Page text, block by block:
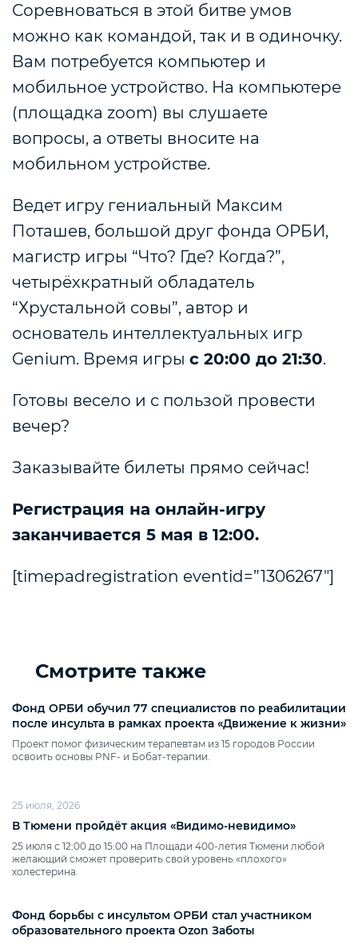
Соревноваться в этой битве умов
можно как командой, так и в одиночку.
Вам потребуется компьютер и
мобильное устройство. На компьютере
(площадка zoom) вы слушаете
вопросы, а ответы вносите на
мобильном устройстве.
Ведет игру гениальный Максим
Поташев, большой друг фонда ОРБИ,
магистр игры “Что? Где? Когда?”,
четырёхкратный обладатель
“Хрустальной совы”, автор и
основатель интеллектуальных игр
Genium. Время игры с 20:00 до 21:30.
Готовы весело и с пользой провести
вечер?
Заказывайте билеты прямо сейчас!
Регистрация на онлайн-игру
заканчивается 5 мая в 12:00.
[timepadregistration eventid=”1306267″]
Смотрите также
Фонд ОРБИ обучил 77 специалистов по реабилитации
после инсульта в рамках проекта «Движение к жизни»
Проект помог физическим терапевтам из 15 городов России
освоить основы PNF‑ и Бобат‑терапии.
25 июля, 2026
В Тюмени пройдёт акция «Видимо‑невидимо»
25 июля с 12:00 до 15:00 на Площади 400‑летия Тюмени любой
желающий сможет проверить свой уровень «плохого»
холестерина.
Фонд борьбы с инсультом ОРБИ стал участником
образовательного проекта Ozon Заботы